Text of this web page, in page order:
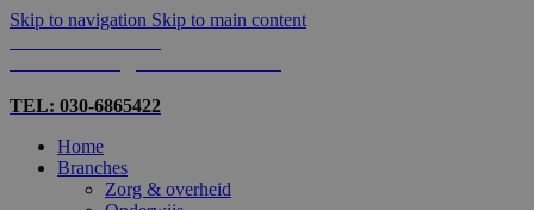
Skip to navigation Skip to main content
TEL: 030-6865422
Home
Branches
Zorg & overheid